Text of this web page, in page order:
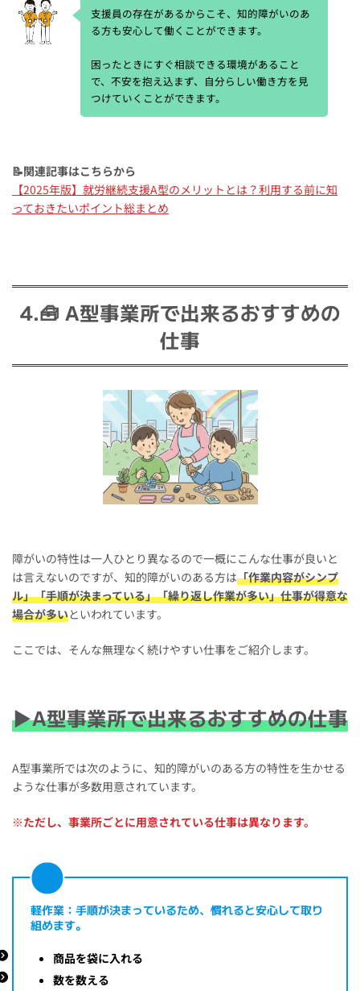
支援員の存在があるからこそ、知的障がいのあ
る方も安心して働くことができます。
困ったときにすぐ相談できる環境があること
で、不安を抱え込まず、自分らしい働き方を見
つけていくことができます。
📝関連記事はこちらから
【2025年版】就労継続支援A型のメリットとは？利用する前に知
っておきたいポイント総まとめ
4.🧰 A型事業所で出来るおすすめの
仕事
障がいの特性は一人ひとり異なるので一概にこんな仕事が良いと
は言えないのですが、知的障がいのある方は「作業内容がシンプ
ル」「手順が決まっている」「繰り返し作業が多い」仕事が得意な
場合が多いといわれています。
ここでは、そんな無理なく続けやすい仕事をご紹介します。
▶A型事業所で出来るおすすめの仕事
A型事業所では次のように、知的障がいのある方の特性を生かせる
ような仕事が多数用意されています。
※ただし、事業所ごとに用意されている仕事は異なります。
軽作業：手順が決まっているため、慣れると安心して取り
組めます。
商品を袋に入れる
数を数える